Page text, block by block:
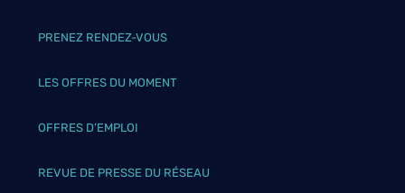
PRENEZ RENDEZ-VOUS
LES OFFRES DU MOMENT
OFFRES D’EMPLOI
REVUE DE PRESSE DU RÉSEAU